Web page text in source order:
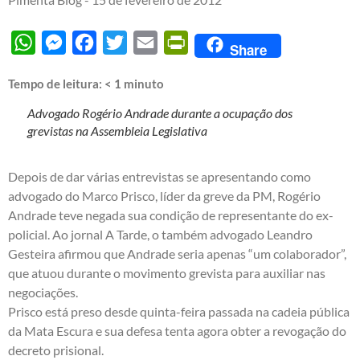
WhatsAppMessengerFacebook
Twitter Email PrintFriendly
Share
Tempo de leitura: < 1 minuto
Advogado Rogério Andrade durante a ocupação dos
grevistas na Assembleia Legislativa
Depois de dar várias entrevistas se apresentando como
advogado do Marco Prisco, líder da greve da PM, Rogério
Andrade teve negada sua condição de representante do ex-
policial. Ao jornal A Tarde, o também advogado Leandro
Gesteira afirmou que Andrade seria apenas “um colaborador”,
que atuou durante o movimento grevista para auxiliar nas
negociações.
Prisco está preso desde quinta-feira passada na cadeia pública
da Mata Escura e sua defesa tenta agora obter a revogação do
decreto prisional.